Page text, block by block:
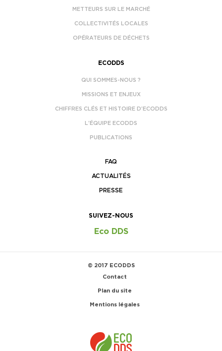
METTEURS SUR LE MARCHÉ
COLLECTIVITÉS LOCALES
OPÉRATEURS DE DÉCHETS
ECODDS
QUI SOMMES-NOUS ?
MISSIONS ET ENJEUX
CHIFFRES CLÉS ET HISTOIRE D’ECODDS
L’ÉQUIPE ECODDS
PUBLICATIONS
FAQ
ACTUALITÉS
PRESSE
SUIVEZ-NOUS
Eco DDS
© 2017 ECODDS
Contact
Plan du site
Mentions légales